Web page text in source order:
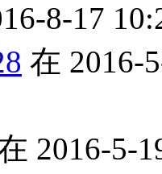
8-17
在 2016-
2016-5-